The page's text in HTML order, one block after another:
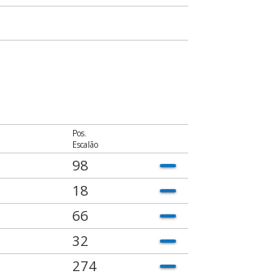
Pos.
Escalão
98
18
66
32
274